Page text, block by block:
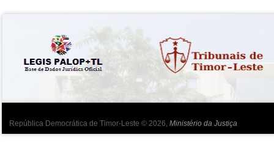
República Democrática de Timor-Leste © 2026, Ministério da Justiça